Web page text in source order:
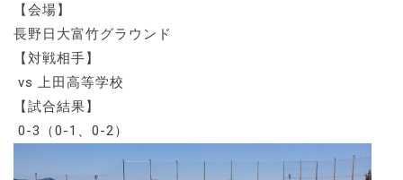
【会場】
長野日大富竹グラウンド
【対戦相手】
vs 上田高等学校
【試合結果】
0-3（0-1、0-2）